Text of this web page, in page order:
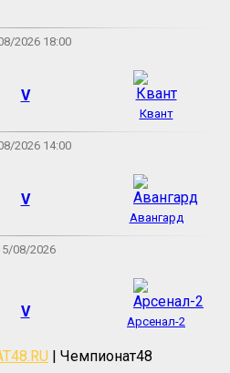
2026 18:00
V
Квант
2026 14:00
V
Авангард
08/2026
V
Арсенал-2
| Чемпионат48